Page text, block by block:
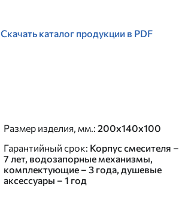
Скачать каталог продукции в PDF
Размер изделия, мм.: 200x140x100
Гарантийный срок: Корпус смесителя –
7 лет, водозапорные механизмы,
комплектующие – 3 года, душевые
аксессуары – 1 год